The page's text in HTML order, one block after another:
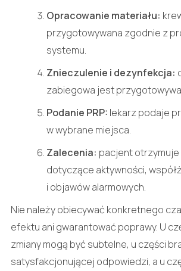
Opracowanie materiału:
przygotowywana zgodnie z
systemu.
Znieczulenie i dezynfekcja:
zabiegowa jest
Podanie PRP: lekarz podaje
w wybrane miejsca.
Zalecenia: pacjent
dotyczące aktywności,
i objawów alarmowych.
Nie należy obiecywać konkretnego
efektu ani gwarantować poprawy. U
zmiany mogą być subtelne, u części
satysfakcjonującej odpowiedzi, a u